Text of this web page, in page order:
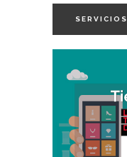
SERVICIOS